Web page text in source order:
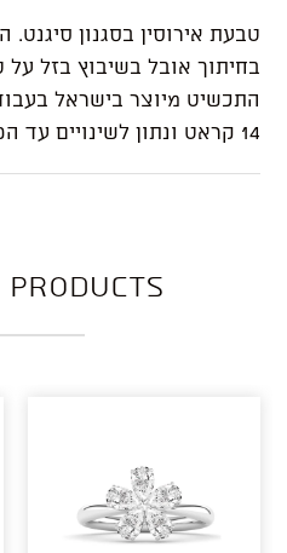
טבעת אירוסין בסגנון
בחיתוך אובל בשיבוץ בזל
התכשיט מיוצר בישראל
14 קראט ונתון לשינויים עד הפרטים הקטנים.
products